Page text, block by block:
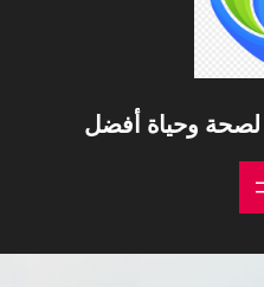
لصحة وحياة أفضل